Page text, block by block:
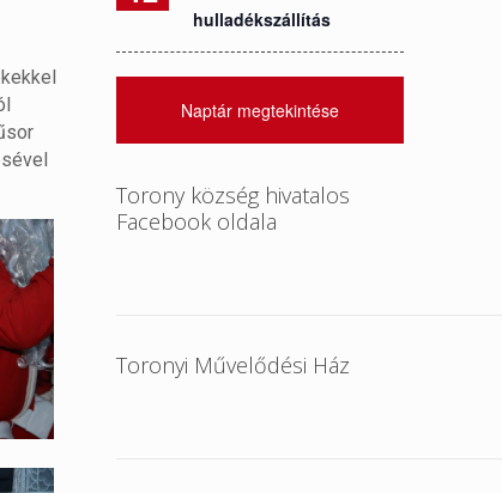
hulladékszállítás
Naptár megtekintése
Torony község hivatalos
Facebook oldala
Toronyi Művelődési Ház